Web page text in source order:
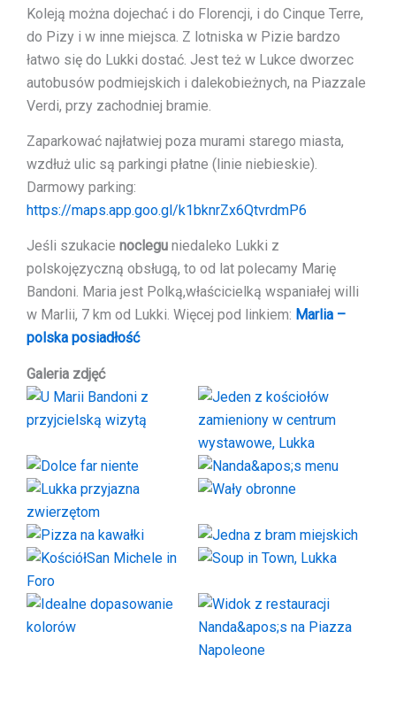
Koleją można dojechać i do Florencji, i do Cinque Terre,
do Pizy i w inne miejsca. Z lotniska w Pizie bardzo
łatwo się do Lukki dostać. Jest też w Lukce dworzec
autobusów podmiejskich i dalekobieżnych, na Piazzale
Verdi, przy zachodniej bramie.
Zaparkować najłatwiej poza murami starego miasta,
wzdłuż ulic są parkingi płatne (linie niebieskie).
Darmowy parking:
https://maps.app.goo.gl/k1bknrZx6QtvrdmP6
Jeśli szukacie noclegu niedaleko Lukki z
polskojęzyczną obsługą, to od lat polecamy Marię
Bandoni. Maria jest Polką,właścicielką wspaniałej willi
w Marlii, 7 km od Lukki. Więcej pod linkiem: Marlia –
polska posiadłość
Galeria zdjęć